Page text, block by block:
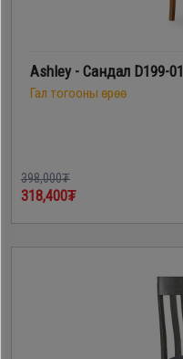
Ashley - Сандал D199-01
Гал тогооны өрөө
398,000₮
318,400₮